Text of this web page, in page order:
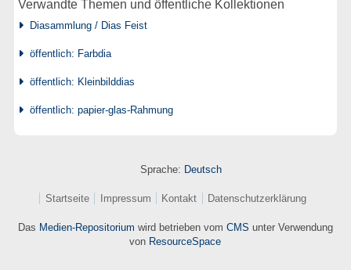
Verwandte Themen und öffentliche Kollektionen
Diasammlung / Dias Feist
öffentlich: Farbdia
öffentlich: Kleinbilddias
öffentlich: papier-glas-Rahmung
Sprache: Deutsch
Startseite Impressum Kontakt Datenschutzerklärung
Das Medien-Repositorium wird betrieben vom CMS unter Verwendung
von ResourceSpace